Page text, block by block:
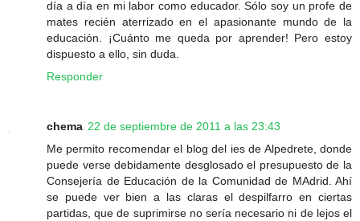
día a día en mi labor como educador. Sólo soy un profe de
mates recién aterrizado en el apasionante mundo de la
educación. ¡Cuánto me queda por aprender! Pero estoy
dispuesto a ello, sin duda.
Responder
chema 22 de septiembre de 2011 a las 23:43
Me permito recomendar el blog del ies de Alpedrete, donde
puede verse debidamente desglosado el presupuesto de la
Consejería de Educación de la Comunidad de MAdrid. Ahí
se puede ver bien a las claras el despilfarro en ciertas
partidas, que de suprimirse no sería necesario ni de lejos el